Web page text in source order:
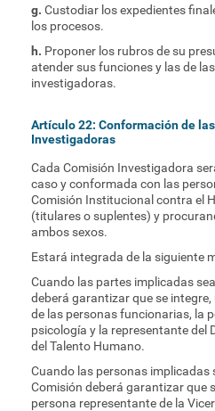
g. Custodiar los expedientes
los procesos.
h. Proponer los rubros de su
atender sus funciones y las de
investigadoras.
Artículo 22: Conformación de
Investigadoras
Cada Comisión Investigadora
caso y conformada con las
Comisión Institucional contra el
(titulares o suplentes) y
ambos sexos.
Estará integrada de la siguiente
Cuando las partes implicadas
deberá garantizar que se
de las personas funcionarias, la
psicología y la representante del
del Talento Humano.
Cuando las personas implicadas
Comisión deberá garantizar que
persona representante de la